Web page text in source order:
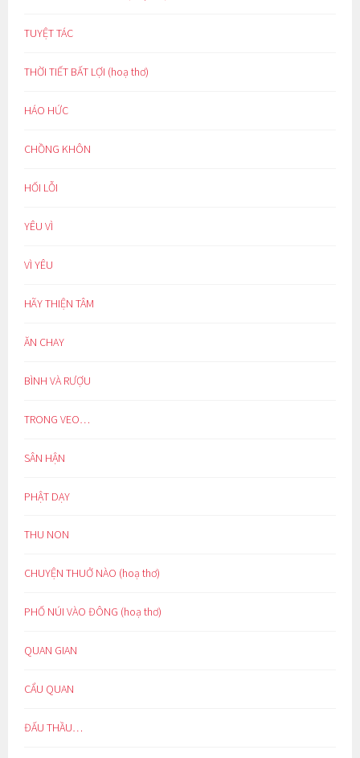
TUYỆT TÁC
THỜI TIẾT BẤT LỢI (hoạ thơ)
HÁO HỨC
CHỒNG KHÔN
HỐI LỖI
YÊU VÌ
VÌ YÊU
HÃY THIỆN TÂM
ĂN CHAY
BÌNH VÀ RƯỢU
TRONG VEO…
SÂN HẬN
PHẬT DẠY
THU NON
CHUYỆN THUỞ NÀO (hoạ thơ)
PHỐ NÚI VÀO ĐÔNG (hoạ thơ)
QUAN GIAN
CẨU QUAN
ĐẤU THẦU…